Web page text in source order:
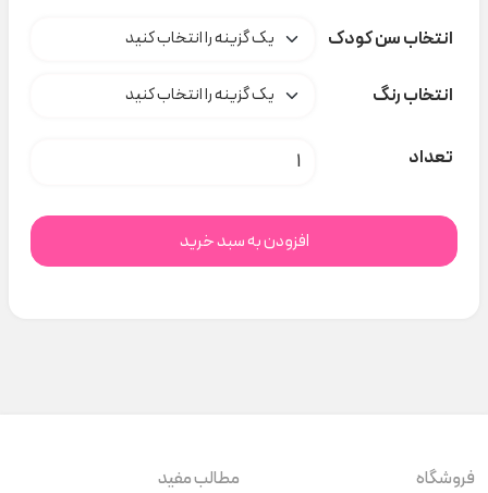
انتخاب سن کودک
انتخاب رنگ
تعداد بادی آستین کوتاه حیوانات H&M کد C000126 عدد
افزودن به سبد خرید
فروشگاه
مطالب مفید